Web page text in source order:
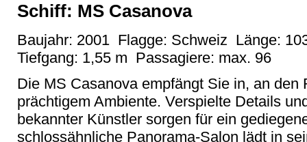
Schiff: MS Casanova
Baujahr: 2001 Flagge: Schweiz Länge:
Tiefgang: 1,55 m Passagiere: max. 96
Die MS Casanova empfängt Sie in, an den
prächtigem Ambiente. Verspielte Details
bekannter Künstler sorgen für ein
schlossähnliche Panorama-Salon lädt in